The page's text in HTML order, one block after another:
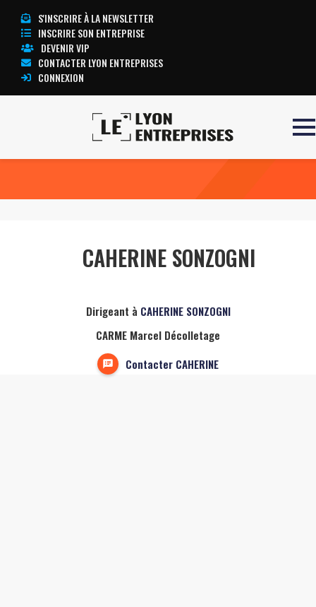
S'INSCRIRE À LA NEWSLETTER
INSCRIRE SON ENTREPRISE
DEVENIR VIP
CONTACTER LYON ENTREPRISES
CONNEXION
CAHERINE SONZOGNI
Dirigeant à CAHERINE SONZOGNI
CARME Marcel Décolletage
Contacter CAHERINE